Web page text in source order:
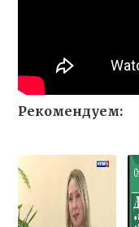
Рекомендуем: